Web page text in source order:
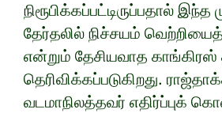
நிரூபிக்கப்பட்டிருப்பதால் இந்த
தேர்தலில் நிச்சயம் வெற்றியைத்
என்றும் தேசியவாத காங்கிரஸ்
தெரிவிக்கப்படுகிறது.
வடமாநிலத்தவர் எதிர்ப்புக்